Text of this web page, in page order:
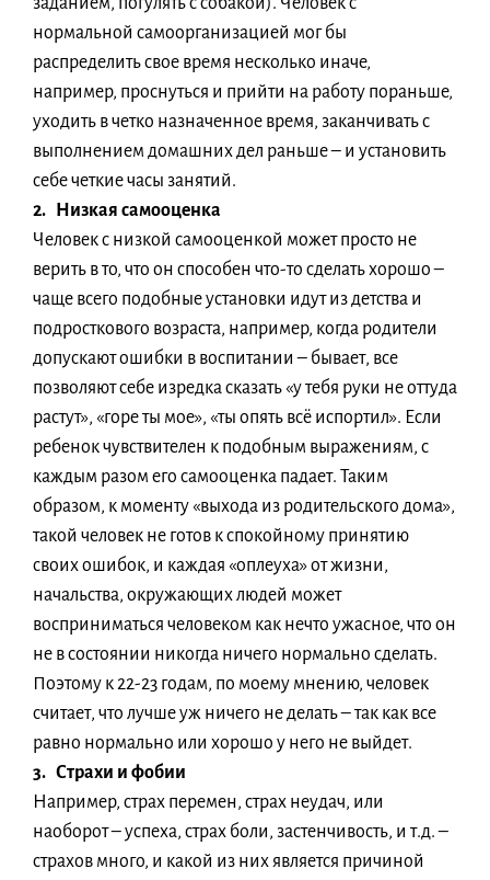
нормальной самоорганизацией мог бы
распределить свое время несколько иначе,
например, проснуться и прийти на работу пораньше,
уходить в четко назначенное время, заканчивать с
выполнением домашних дел раньше – и установить
себе четкие часы занятий.
2. Низкая самооценка
Человек с низкой самооценкой может просто не
верить в то, что он способен что-то сделать хорошо –
чаще всего подобные установки идут из детства и
подросткового возраста, например, когда родители
допускают ошибки в воспитании – бывает, все
позволяют себе изредка сказать «у тебя руки не оттуда
растут», «горе ты мое», «ты опять всё испортил». Если
ребенок чувствителен к подобным выражениям, с
каждым разом его самооценка падает. Таким
образом, к моменту «выхода из родительского дома»,
такой человек не готов к спокойному принятию
своих ошибок, и каждая «оплеуха» от жизни,
начальства, окружающих людей может
восприниматься человеком как нечто ужасное, что он
не в состоянии никогда ничего нормально сделать.
Поэтому к 22-23 годам, по моему мнению, человек
считает, что лучше уж ничего не делать – так как все
равно нормально или хорошо у него не выйдет.
3. Страхи и фобии
Например, страх перемен, страх неудач, или
наоборот – успеха, страх боли, застенчивость, и т.д. –
страхов много, и какой из них является причиной